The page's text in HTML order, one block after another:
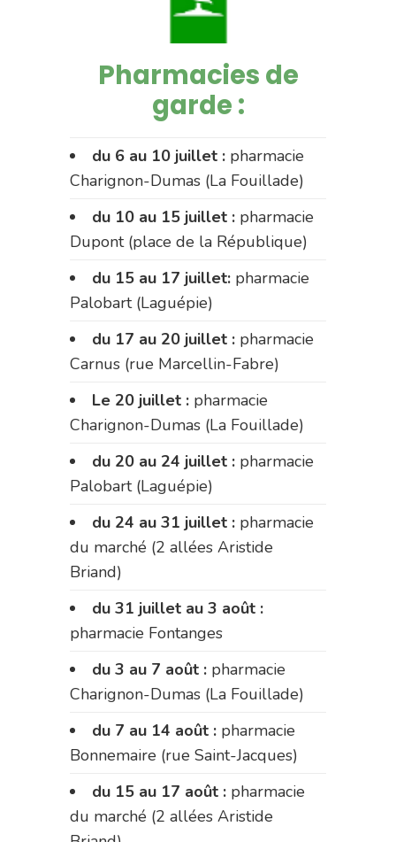
Pharmacies de
garde :
du 6 au 10 juillet : pharmacie
Charignon-Dumas (La Fouillade)
du 10 au 15 juillet : pharmacie
Dupont (place de la République)
du 15 au 17 juillet: pharmacie
Palobart (Laguépie)
du 17 au 20 juillet : pharmacie
Carnus (rue Marcellin-Fabre)
Le 20 juillet : pharmacie
Charignon-Dumas (La Fouillade)
du 20 au 24 juillet : pharmacie
Palobart (Laguépie)
du 24 au 31 juillet : pharmacie
du marché (2 allées Aristide
Briand)
du 31 juillet au 3 août :
pharmacie Fontanges
du 3 au 7 août : pharmacie
Charignon-Dumas (La Fouillade)
du 7 au 14 août : pharmacie
Bonnemaire (rue Saint-Jacques)
du 15 au 17 août : pharmacie
du marché (2 allées Aristide